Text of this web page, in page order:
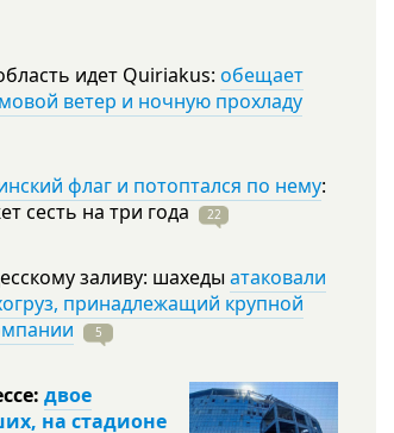
идет Quiriakus: обещает
ветер и ночную прохладу
флаг и потоптался по нему:
сесть на три года 22
заливу: шахеды атаковали
принадлежащий крупной
5
двое
на стадионе